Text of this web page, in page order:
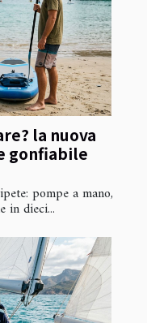
la nuova
gonfiabile
pompe a mano,
in dieci...